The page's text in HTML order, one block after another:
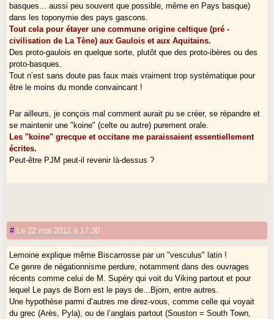
Le modèle ’elite dominance’ explique dans certains cas le changement
de langue, mais si les nouveaux maîtres ne sont pas assez nombreux,
il n’y a pas assimilation (l’anglo-normand d’Angleterre est mort).
Il y a les rapports de force, de prestige, et le jeu de la démographie.
Pour tout un courant idéologique l’identité se réduit à un ’discours’, à
une ’fabrication’ qui ne laisse subsister objectivement que les rapports
de production et les universaux de la psychologie.
Des historiens britanniques ont écrit il y a quelques années que "les
Ce genre de coups médiatique devient courant dans une université qui
n’a plus grand chose à dire.
La négation de l’ethnicité relève des techniques d’ahurissement et du
déni de réalité.
Cela dit, il est vrai qu’il y a continuité sur la longue durée pour certains
éléments de la culture, de la toponymie, des langues, de la tradition, et
C’est ce qui donne à l’Europe ses caractéristiques communes (voir K.
H. Boettcher, ’Der Ursprung Europas’, Sankt-Ingbert, 2OOO s. et E.
Anati, ’L’odyssée des premiers Européens’, Paris).
Il faut seulement périodiser, relativiser et apprécier les dfférentes
dimensions en jeu.
basques... aussi peu souvent que possible, même en Pays basque)
dans les toponymie des pays gascons.
Tout cela pour étayer une commune origine celtique (pré -
civilisation de La Tène) aux Gaulois et aux Aquitains.
Des proto-gaulois en quelque sorte, plutôt que des proto-ibères ou des
proto-basques.
Tout n’est sans doute pas faux mais vraiment trop systématique pour
être le moins du monde convaincant !
Par ailleurs, je conçois mal comment aurait pu se créer, se répandre et
se maintenir une "koine" (celte ou autre) purement orale.
Les "koine" grecque et occitane me paraissaient essentiellement
écrites.
Peut-être PJM peut-il revenir là-dessus ?
# Le 22 mai 2012 à 17:30
Lemoine explique même Biscarrosse par un "vesculus" latin !
Ce genre de négationnisme perdure, notamment dans des ouvrages
récents comme celui de M. Supéry qui voit du Viking partout et pour
lequel Le pays de Born est le pays de...Bjorn, entre autres.
Une hypothèse parmi d’autres me direz-vous, comme celle qui voyait
du grec (Arès, Pyla), ou de l’anglais partout (Souston = South Town,